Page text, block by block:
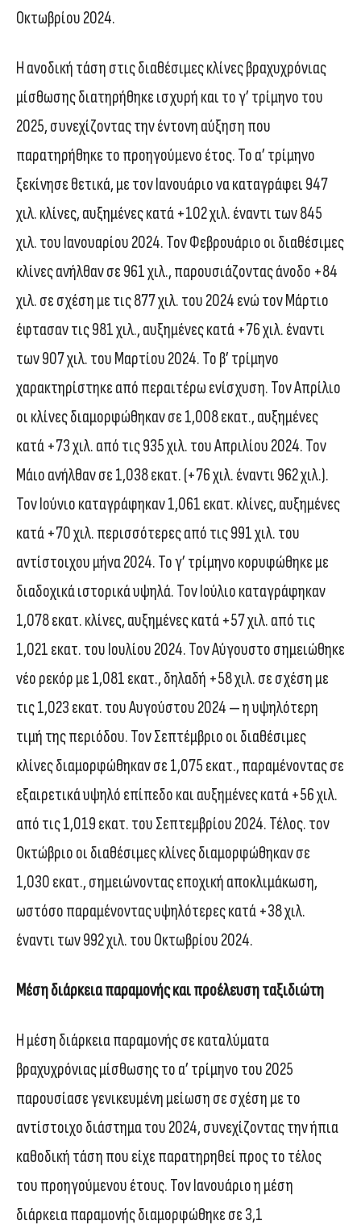
Οκτωβρίου 2024.
Η ανοδική τάση στις διαθέσιμες κλίνες βραχυχρόνιας
μίσθωσης διατηρήθηκε ισχυρή και το γ’ τρίμηνο του
2025, συνεχίζοντας την έντονη αύξηση που
παρατηρήθηκε το προηγούμενο έτος. Το α’ τρίμηνο
ξεκίνησε θετικά, με τον Ιανουάριο να καταγράφει 947
χιλ. κλίνες, αυξημένες κατά +102 χιλ. έναντι των 845
χιλ. του Ιανουαρίου 2024. Τον Φεβρουάριο οι διαθέσιμες
κλίνες ανήλθαν σε 961 χιλ., παρουσιάζοντας άνοδο +84
χιλ. σε σχέση με τις 877 χιλ. του 2024 ενώ τον Μάρτιο
έφτασαν τις 981 χιλ., αυξημένες κατά +76 χιλ. έναντι
των 907 χιλ. του Μαρτίου 2024. Το β’ τρίμηνο
χαρακτηρίστηκε από περαιτέρω ενίσχυση. Τον Απρίλιο
οι κλίνες διαμορφώθηκαν σε 1,008 εκατ., αυξημένες
κατά +73 χιλ. από τις 935 χιλ. του Απριλίου 2024. Τον
Μάιο ανήλθαν σε 1,038 εκατ. (+76 χιλ. έναντι 962 χιλ.).
Τον Ιούνιο καταγράφηκαν 1,061 εκατ. κλίνες, αυξημένες
κατά +70 χιλ. περισσότερες από τις 991 χιλ. του
αντίστοιχου μήνα 2024. Το γ’ τρίμηνο κορυφώθηκε με
διαδοχικά ιστορικά υψηλά. Τον Ιούλιο καταγράφηκαν
1,078 εκατ. κλίνες, αυξημένες κατά +57 χιλ. από τις
1,021 εκατ. του Ιουλίου 2024. Τον Αύγουστο σημειώθηκε
νέο ρεκόρ με 1,081 εκατ., δηλαδή +58 χιλ. σε σχέση με
τις 1,023 εκατ. του Αυγούστου 2024 — η υψηλότερη
τιμή της περιόδου. Τον Σεπτέμβριο οι διαθέσιμες
κλίνες διαμορφώθηκαν σε 1,075 εκατ., παραμένοντας σε
εξαιρετικά υψηλό επίπεδο και αυξημένες κατά +56 χιλ.
από τις 1,019 εκατ. του Σεπτεμβρίου 2024. Τέλος. τον
Οκτώβριο οι διαθέσιμες κλίνες διαμορφώθηκαν σε
1,030 εκατ., σημειώνοντας εποχική αποκλιμάκωση,
ωστόσο παραμένοντας υψηλότερες κατά +38 χιλ.
έναντι των 992 χιλ. του Οκτωβρίου 2024.
Μέση διάρκεια παραμονής και προέλευση ταξιδιώτη
Η μέση διάρκεια παραμονής σε καταλύματα
βραχυχρόνιας μίσθωσης το α’ τρίμηνο του 2025
παρουσίασε γενικευμένη μείωση σε σχέση με το
αντίστοιχο διάστημα του 2024, συνεχίζοντας την ήπια
καθοδική τάση που είχε παρατηρηθεί προς το τέλος
του προηγούμενου έτους. Τον Ιανουάριο η μέση
διάρκεια παραμονής διαμορφώθηκε σε 3,1